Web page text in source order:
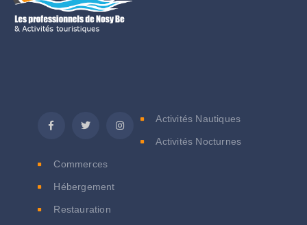
Activités Nautiques
Activités Nocturnes
Commerces
Hébergement
Restauration